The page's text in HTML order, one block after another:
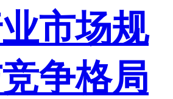
市场规
争格局